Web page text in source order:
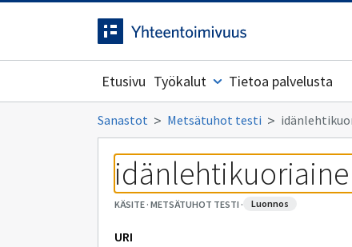
Siirrytty
Etusivu Työkalut Tietoa palvelusta
Sanastot Metsätuhot testi
KÄSITE· METSÄTUHOT TESTI · luonnos
URI